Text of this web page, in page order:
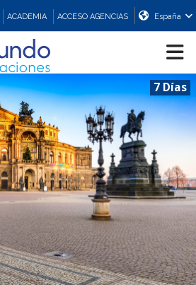
ACADEMIA ACCESO AGENCIAS España
CRUCEROS
EUROPA
ASIA
ORIENTE
PROMOCIONES
7 Días